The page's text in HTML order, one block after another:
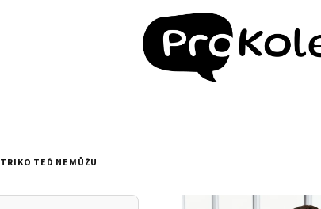
TRIKO TEĎ NEMŮŽU